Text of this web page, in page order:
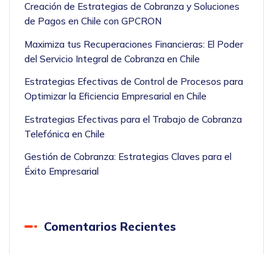
Creación de Estrategias de Cobranza y Soluciones
de Pagos en Chile con GPCRON
Maximiza tus Recuperaciones Financieras: El Poder
del Servicio Integral de Cobranza en Chile
Estrategias Efectivas de Control de Procesos para
Optimizar la Eficiencia Empresarial en Chile
Estrategias Efectivas para el Trabajo de Cobranza
Telefónica en Chile
Gestión de Cobranza: Estrategias Claves para el
Éxito Empresarial
Comentarios Recientes